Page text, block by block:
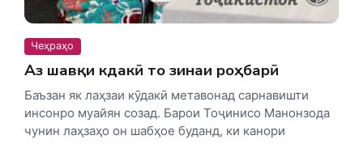
Чеҳраҳо
Аз шавқи кӯдакӣ то зинаи роҳбарӣ
Баъзан як лаҳзаи кӯдакӣ метавонад сарнавишти
инсонро муайян созад. Барои Тоҷинисо Манонзода
чунин лаҳзаҳо он шабҳое буданд, ки канори